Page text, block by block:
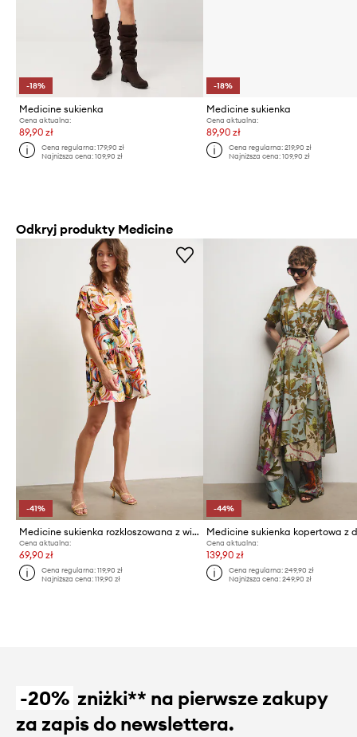
-18%
Medicine sukienka
Cena aktualna:
89,90 zł
Cena regularna:179,90 zł
Najniższa cena:109,90 zł
-18%
Medicine sukienka
Cena aktualna:
89,90 zł
Cena regularna: 219,90 zł
Najniższa cena: 109,90 zł
Odkryj produkty Medicine
-41%
Medicine sukienka rozkloszowana z wiskozy
Cena aktualna:
69,90 zł
Cena regularna:119,90 zł
Najniższa cena:119,90 zł
-44%
Cena aktualna:
139,90 zł
Cena regularna: 249,90 zł
Najniższa cena: 249,90 zł
-20% zniżki** na pierwsze zakupy
za zapis do newslettera.